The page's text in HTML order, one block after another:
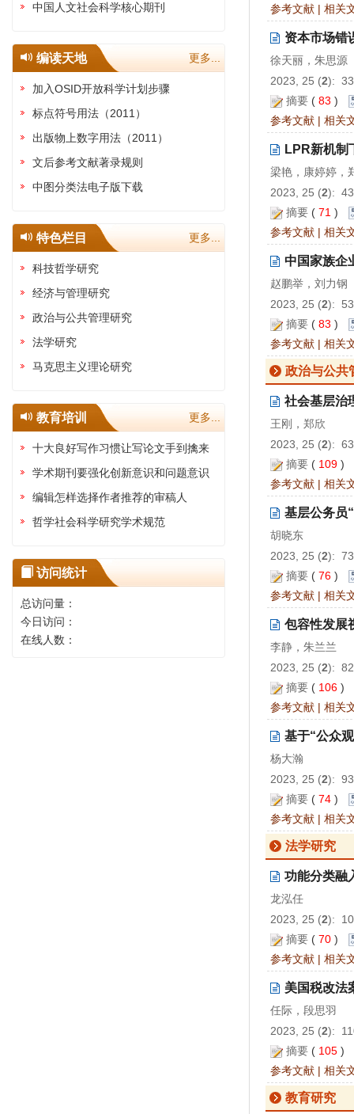
参考文献 | 相关
资本市场错
徐天丽，朱思源
2023, 25 (2):
摘要 ( 83 )
参考文献 | 相关
LPR新机制
梁艳，康婷婷，
2023, 25 (2):
摘要 ( 71 )
参考文献 | 相关
中国家族企
赵鹏举，刘力钢
2023, 25 (2):
摘要 ( 83 )
参考文献 | 相关
政治与公共
社会基层治
王刚，郑欣
2023, 25 (2):
摘要 ( 109 )
参考文献 | 相关
基层公务员
胡晓东
2023, 25 (2):
摘要 ( 76 )
参考文献 | 相关
包容性发展
李静，朱兰兰
2023, 25 (2):
摘要 ( 106 )
参考文献 | 相关
基于“公众
杨大瀚
2023, 25 (2):
摘要 ( 74 )
参考文献 | 相关
法学研究
功能分类融
龙泓任
2023, 25 (2):
摘要 ( 70 )
参考文献 | 相关
美国税改法
任际，段思羽
2023, 25 (2):
摘要 ( 105 )
参考文献 | 相关
教育研究
中国人文社会科学核心期刊
编读天地 更多...
加入OSID开放科学计划步骤
标点符号用法（2011）
出版物上数字用法（2011）
文后参考文献著录规则
中图分类法电子版下载
特色栏目 更多...
科技哲学研究
经济与管理研究
政治与公共管理研究
法学研究
马克思主义理论研究
教育培训 更多...
十大良好写作习惯让写论文手到擒来
学术期刊要强化创新意识和问题意识
编辑怎样选择作者推荐的审稿人
哲学社会科学研究学术规范
访问统计
总访问量：
今日访问：
在线人数：